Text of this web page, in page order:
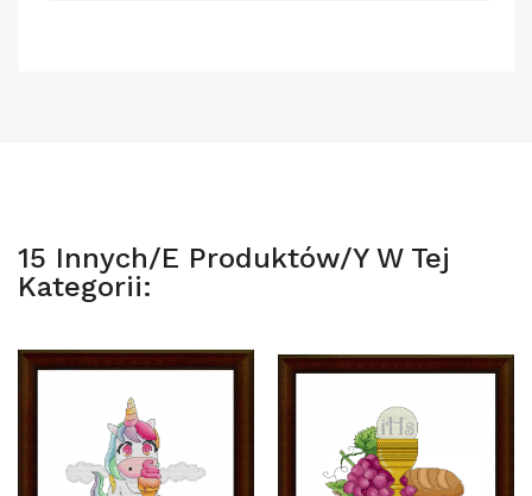
15 Innych/e Produktów/y W Tej
Kategorii: